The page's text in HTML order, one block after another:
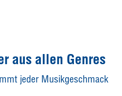
aus allen Genres
jeder Musikgeschmack